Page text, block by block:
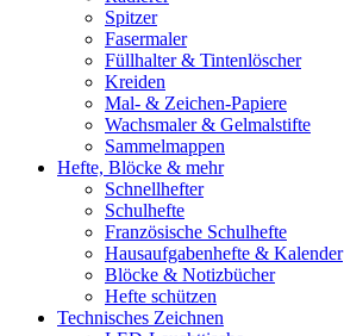
Spitzer
Fasermaler
Füllhalter & Tintenlöscher
Kreiden
Mal- & Zeichen-Papiere
Wachsmaler & Gelmalstifte
Sammelmappen
Hefte, Blöcke & mehr
Schnellhefter
Schulhefte
Französische Schulhefte
Hausaufgabenhefte & Kalender
Blöcke & Notizbücher
Hefte schützen
Technisches Zeichnen